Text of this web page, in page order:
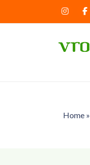
Home»